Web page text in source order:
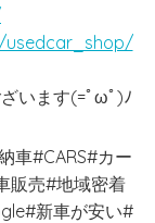
usedcar_shop/
います(=ﾟωﾟ)ﾉ
車#CARS#カー
販売#地域密着
新車が安い#